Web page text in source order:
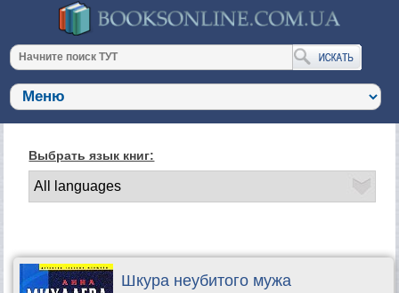
Выбрать язык книг:
Шкура неубитого мужа